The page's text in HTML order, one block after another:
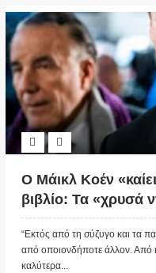
Ο Μάικλ Κοέν
βιβλίο: Τα «χρυσά
ψέματα στη
“Εκτός από τη σύζυγο και τα
από οποιονδήποτε άλλον. Από
καλύτερα...